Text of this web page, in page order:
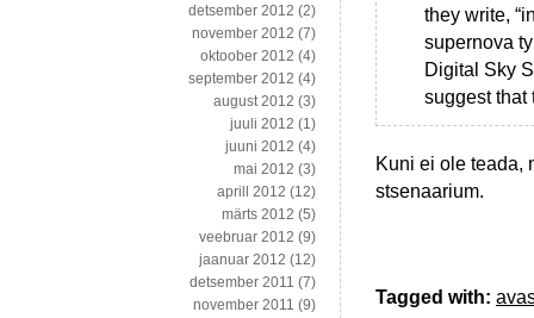
they write,
supernova
Digital Sky
suggest that
Kuni ei ole teada,
stsenaarium.
Tagged with:
detsember 2012 (2)
november 2012 (7)
oktoober 2012 (4)
september 2012 (4)
august 2012 (3)
juuli 2012 (1)
juuni 2012 (4)
mai 2012 (3)
aprill 2012 (12)
märts 2012 (5)
veebruar 2012 (9)
jaanuar 2012 (12)
detsember 2011 (7)
november 2011 (9)